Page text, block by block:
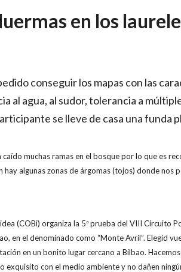
en los
conseguir los mapas con las
al agua, al sudor, tolerancia a
se lleve de casa una funda
muchas ramas en el bosque por lo que es
algunas zonas de árgomas (tojos) donde nos
(COBi) organiza la 5ª prueba del VIII Circuito
en el denominado como “Monte Avril”. Elegid
en un bonito lugar cercano a Bilbao.
con el medio ambiente y no dañen